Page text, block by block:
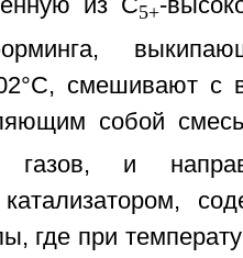
из С5+-
смешивают с
собой
газов, и
где при